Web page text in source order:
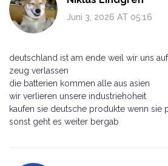
Juni 3, 2026 AT 05:16
deutschland ist am ende weil wir uns
zeug verlassen
die batterien kommen alle aus asien
wir verlieren unsere industriehoheit
kaufen sie deutsche produkte wenn sie
sonst geht es weiter bergab